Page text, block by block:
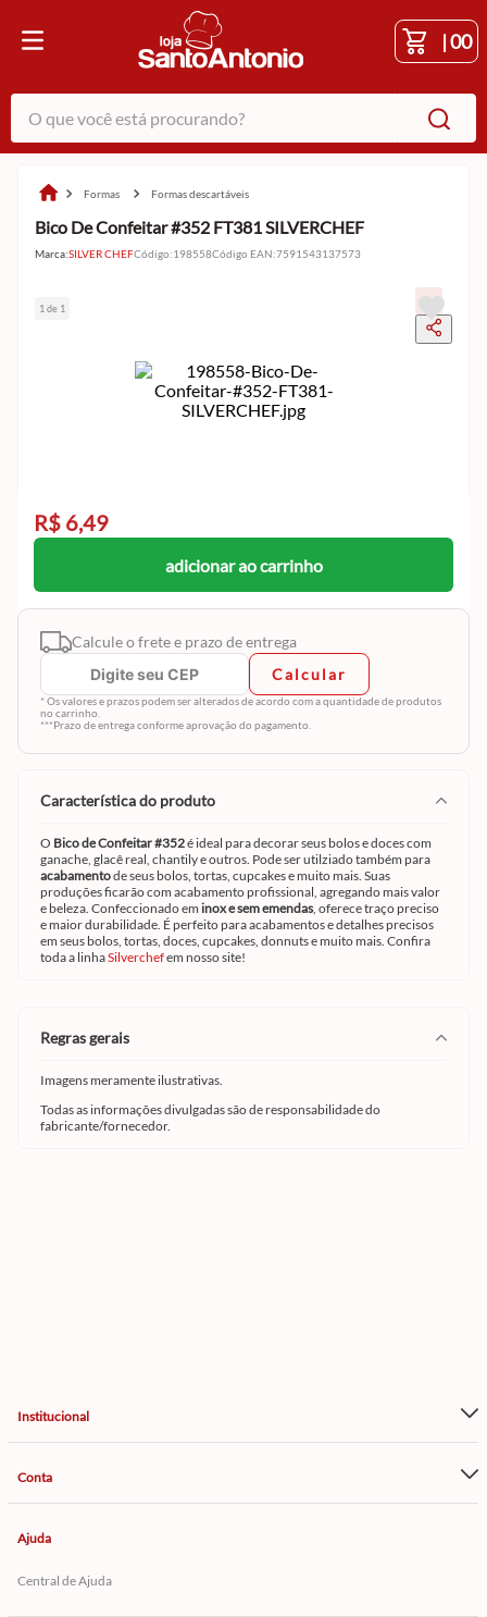
|00
O que você está procurando?
formas formas descartáveis
Bico De Confeitar #352 FT381 SILVERCHEF
Marca:SILVER CHEFCódigo:198558Código EAN:7591543137573
1 de 1
R$ 6,49
adicionar ao carrinho
Calcule o frete e prazo de entrega
Calcular
* Os valores e prazos podem ser alterados de acordo com a quantidade de produtos
no carrinho.
***Prazo de entrega conforme aprovação do pagamento.
característica do produto
O Bico de Confeitar #352é ideal para decorar seus bolos e doces com
ganache, glacê real, chantily e outros. Pode ser utilziado também para
acabamentode seus bolos, tortas, cupcakes e muito mais. Suas
produções ficarão com acabamento profissional, agregando mais valor
e beleza. Confeccionado em inox e sem emendas, oferece traço preciso
e maior durabilidade. É perfeito para acabamentos e detalhes precisos
em seus bolos, tortas, doces, cupcakes, donnuts e muito mais. Confira
toda a linhaSilverchefem nosso site!
regras gerais
Imagens meramente ilustrativas.
Todas as informações divulgadas são de responsabilidade do
fabricante/fornecedor.
Institucional
Conta
Ajuda
Central de Ajuda